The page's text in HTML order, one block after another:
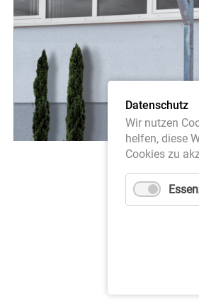
Datenschutz
Wir nutzen
helfen, diese
Cookies zu